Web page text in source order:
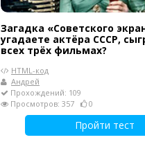
Загадка «Советского
угадаете актёра СССР,
всех трёх фильмах?
HTML-код
Андрей
Прохождений: 109
Просмотров: 357
0
Пройти тест